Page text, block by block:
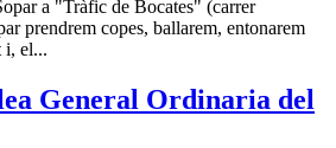
a "Tràfic de Bocates" (carrer
prendrem copes, ballarem, entonarem
i, el...
General Ordinaria del